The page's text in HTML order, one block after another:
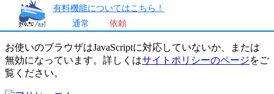
有料機能についてはこちら！
通常
依頼